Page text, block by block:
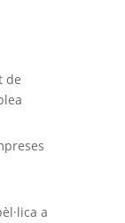
de
a